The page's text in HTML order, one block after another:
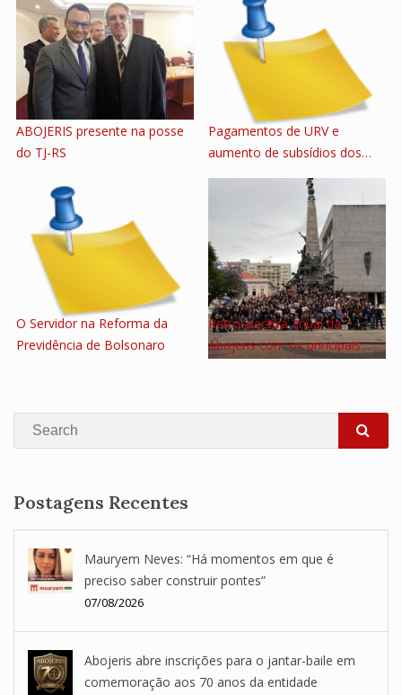
ABOJERIS presente na posse
do TJ-RS
Pagamentos de URV e
aumento de subsídios dos…
O Servidor na Reforma da
Previdência de Bolsonaro
Retrospectiva anual da
Abojeris com os principais…
Search
Postagens Recentes
Mauryem Neves: “Há momentos em que é
preciso saber construir pontes”
07/08/2026
Abojeris abre inscrições para o jantar-baile em
comemoração aos 70 anos da entidade